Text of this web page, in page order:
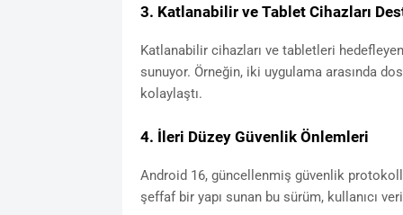
3. Katlanabilir ve Tablet Cihazları
Katlanabilir cihazları ve tabletleri
sunuyor. Örneğin, iki uygulama arasında
kolaylaştı.
4. İleri Düzey Güvenlik Önlemleri
Android 16, güncellenmiş güvenlik
şeffaf bir yapı sunan bu sürüm, kullanıcı